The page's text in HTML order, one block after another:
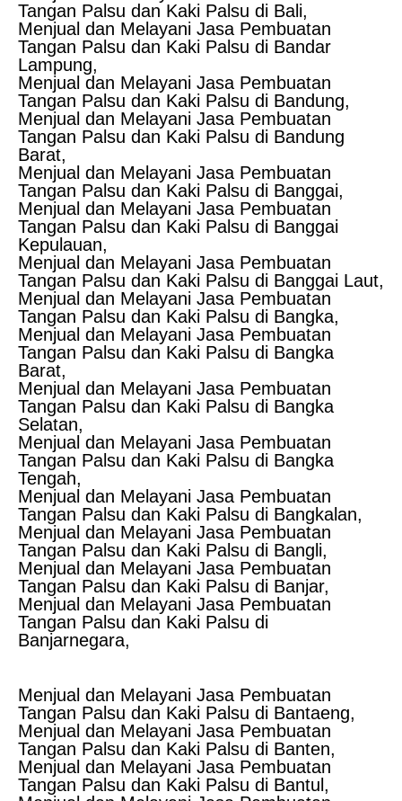
Tangan Palsu dan Kaki Palsu di Bali,
Menjual dan Melayani Jasa Pembuatan
Tangan Palsu dan Kaki Palsu di Bandar
Lampung,
Menjual dan Melayani Jasa Pembuatan
Tangan Palsu dan Kaki Palsu di Bandung,
Menjual dan Melayani Jasa Pembuatan
Tangan Palsu dan Kaki Palsu di Bandung
Barat,
Menjual dan Melayani Jasa Pembuatan
Tangan Palsu dan Kaki Palsu di Banggai,
Menjual dan Melayani Jasa Pembuatan
Tangan Palsu dan Kaki Palsu di Banggai
Kepulauan,
Menjual dan Melayani Jasa Pembuatan
Tangan Palsu dan Kaki Palsu di Banggai Laut,
Menjual dan Melayani Jasa Pembuatan
Tangan Palsu dan Kaki Palsu di Bangka,
Menjual dan Melayani Jasa Pembuatan
Tangan Palsu dan Kaki Palsu di Bangka
Barat,
Menjual dan Melayani Jasa Pembuatan
Tangan Palsu dan Kaki Palsu di Bangka
Selatan,
Menjual dan Melayani Jasa Pembuatan
Tangan Palsu dan Kaki Palsu di Bangka
Tengah,
Menjual dan Melayani Jasa Pembuatan
Tangan Palsu dan Kaki Palsu di Bangkalan,
Menjual dan Melayani Jasa Pembuatan
Tangan Palsu dan Kaki Palsu di Bangli,
Menjual dan Melayani Jasa Pembuatan
Tangan Palsu dan Kaki Palsu di Banjar,
Menjual dan Melayani Jasa Pembuatan
Tangan Palsu dan Kaki Palsu di
Banjarnegara,
Menjual dan Melayani Jasa Pembuatan
Tangan Palsu dan Kaki Palsu di Bantaeng,
Menjual dan Melayani Jasa Pembuatan
Tangan Palsu dan Kaki Palsu di Banten,
Menjual dan Melayani Jasa Pembuatan
Tangan Palsu dan Kaki Palsu di Bantul,